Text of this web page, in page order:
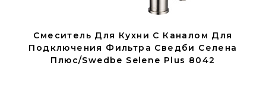
Смеситель Для Кухни С Каналом Для
Подключения Фильтра Сведби Селена
Плюс/Swedbe Selene Plus 8042